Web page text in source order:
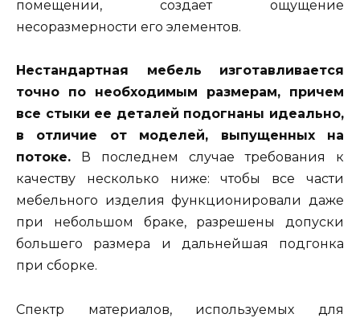
помещении, создает ощущение
несоразмерности его элементов.
Нестандартная мебель изготавливается
точно по необходимым размерам, причем
все стыки ее деталей подогнаны идеально,
в отличие от моделей, выпущенных на
потоке. В последнем случае требования к
качеству несколько ниже: чтобы все части
мебельного изделия функционировали даже
при небольшом браке, разрешены допуски
большего размера и дальнейшая подгонка
при сборке.
Спектр материалов, используемых для